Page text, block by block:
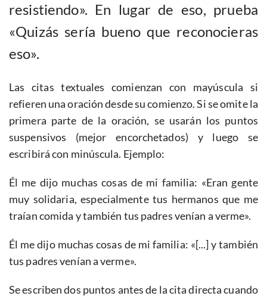
resistiendo». En lugar de eso, prueba
«Quizás sería bueno que reconocieras
eso».
Las citas textuales comienzan con mayúscula si
refieren una oración desde su comienzo. Si se omite la
primera parte de la oración, se usarán los puntos
suspensivos (mejor encorchetados) y luego se
escribirá con minúscula. Ejemplo:
Él me dijo muchas cosas de mi familia: «Eran gente
muy solidaria, especialmente tus hermanos que me
traían comida y también tus padres venían a verme».
Él me dijo muchas cosas de mi familia: «[...] y también
tus padres venían a verme».
Se escriben dos puntos antes de la cita directa cuando